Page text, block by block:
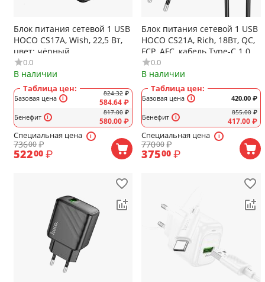
Блок питания сетевой 1 USB
HOCO CS17A, Wish, 22,5 Вт,
цвет: чёрный
0.0
В наличии
Таблица цен:
Базовая цена
Бенефит
824.32 ₽
584.64₽
817.00 ₽
580.00₽
Специальная цена
73600 ₽
52200 ₽
Блок питания сетевой 1 USB
HOCO CS21A, Rich, 18Вт, QC,
FCP, AFC, кабель Type-C 1.0м,
цвет: чёрный
0.0
В наличии
Таблица цен:
Базовая цена
Бенефит
420.00₽
855.00 ₽
417.00₽
Специальная цена
77000₽
37500 ₽